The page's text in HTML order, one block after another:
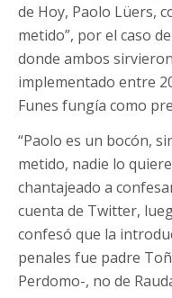
de Hoy, Paolo Lüers,
metido”, por el caso
donde ambos
implementado entre
Funes fungía como
“Paolo es un bocón,
metido, nadie lo
chantajeado a
cuenta de Twitter,
confesó que la
penales fue padre
Perdomo-, no de